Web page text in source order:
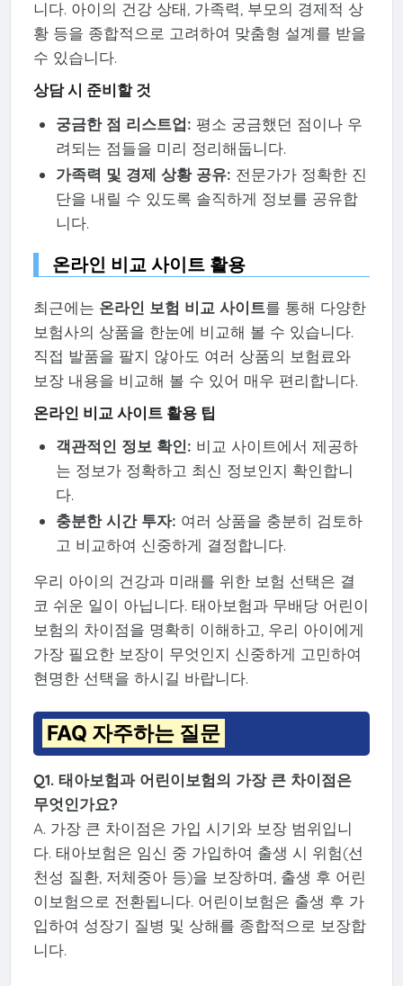
니다. 아이의 건강 상태, 가족력, 부모의 경제적 상
황 등을 종합적으로 고려하여 맞춤형 설계를 받을
수 있습니다.
상담 시 준비할 것
궁금한 점 리스트업: 평소 궁금했던 점이나 우
려되는 점들을 미리 정리해둡니다.
가족력 및 경제 상황 공유: 전문가가 정확한 진
단을 내릴 수 있도록 솔직하게 정보를 공유합
니다.
온라인 비교 사이트 활용
최근에는 온라인 보험 비교 사이트를 통해 다양한
보험사의 상품을 한눈에 비교해 볼 수 있습니다.
직접 발품을 팔지 않아도 여러 상품의 보험료와
보장 내용을 비교해 볼 수 있어 매우 편리합니다.
온라인 비교 사이트 활용 팁
객관적인 정보 확인: 비교 사이트에서 제공하
는 정보가 정확하고 최신 정보인지 확인합니
다.
충분한 시간 투자: 여러 상품을 충분히 검토하
고 비교하여 신중하게 결정합니다.
우리 아이의 건강과 미래를 위한 보험 선택은 결
코 쉬운 일이 아닙니다. 태아보험과 무배당 어린이
보험의 차이점을 명확히 이해하고, 우리 아이에게
가장 필요한 보장이 무엇인지 신중하게 고민하여
현명한 선택을 하시길 바랍니다.
FAQ 자주하는 질문
Q1. 태아보험과 어린이보험의 가장 큰 차이점은
무엇인가요?
A. 가장 큰 차이점은 가입 시기와 보장 범위입니
다. 태아보험은 임신 중 가입하여 출생 시 위험(선
천성 질환, 저체중아 등)을 보장하며, 출생 후 어린
이보험으로 전환됩니다. 어린이보험은 출생 후 가
입하여 성장기 질병 및 상해를 종합적으로 보장합
니다.